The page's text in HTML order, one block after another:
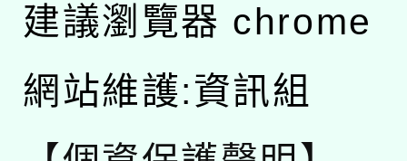
建議瀏覽器 chrome
網站維護:資訊組